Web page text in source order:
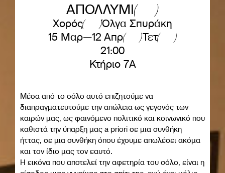
ΑΠΟΛΛΥΜΙ
Χορός
Όλγα Σπυράκη
15 Μαρ—12 Απρ
Τετ
21:00
Κτήριο 7A
Μέσα από το σόλο αυτό επιζητούμε να
διαπραγματευτούμε την απώλεια ως γεγονός των
καιρών μας, ως φαινόμενο πολιτικό και κοινωνικό που
καθιστά την ύπαρξη μας a priori σε μια συνθήκη
ήττας, σε μια συνθήκη όπου έχουμε απωλέσει ακόμα
και τον ίδιο μας τον εαυτό.
Η εικόνα που αποτελεί την αφετηρία του σόλο, είναι η